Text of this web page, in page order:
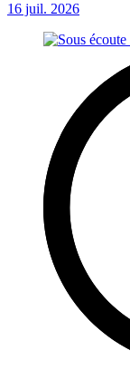
16 juil. 2026